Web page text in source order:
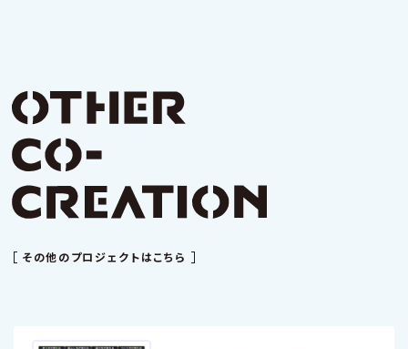
その他のプロジェクトはこちら